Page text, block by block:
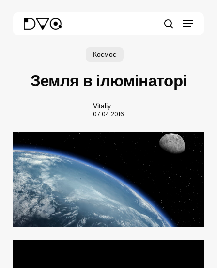
Menu
Космос
Земля в ілюмінаторі
Vitaliy
07.04.2016